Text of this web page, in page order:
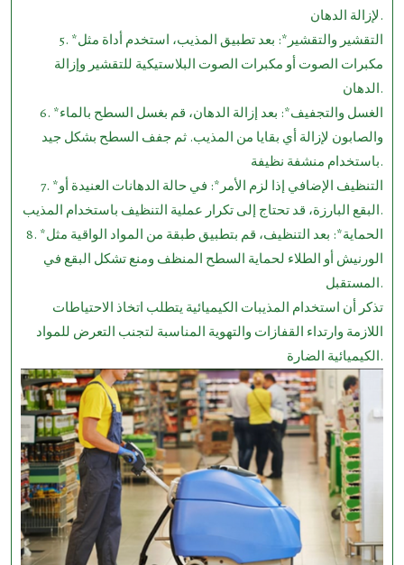
لإزالة الدهان.
5. *التقشير والتقشير*: بعد تطبيق المذيب، استخدم أداة مثل
مكبرات الصوت أو مكبرات الصوت البلاستيكية للتقشير وإزالة
الدهان.
6. *الغسل والتجفيف*: بعد إزالة الدهان، قم بغسل السطح بالماء
والصابون لإزالة أي بقايا من المذيب. ثم جفف السطح بشكل جيد
باستخدام منشفة نظيفة.
7. *التنظيف الإضافي إذا لزم الأمر*: في حالة الدهانات العنيدة أو
البقع البارزة، قد تحتاج إلى تكرار عملية التنظيف باستخدام المذيب.
8. *الحماية*: بعد التنظيف، قم بتطبيق طبقة من المواد الواقية مثل
الورنيش أو الطلاء لحماية السطح المنظف ومنع تشكل البقع في
المستقبل.
تذكر أن استخدام المذيبات الكيميائية يتطلب اتخاذ الاحتياطات
اللازمة وارتداء القفازات والتهوية المناسبة لتجنب التعرض للمواد
الكيميائية الضارة.